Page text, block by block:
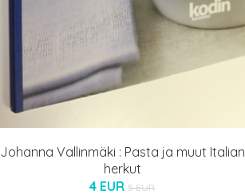
Johanna Vallinmäki : Pasta ja muut Italian
herkut
4 EUR 5 EUR